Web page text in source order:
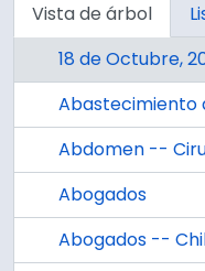
Vista de árbol
18 de Octubre,
Abastecimiento
Abdomen --
Abogados
Abogados --